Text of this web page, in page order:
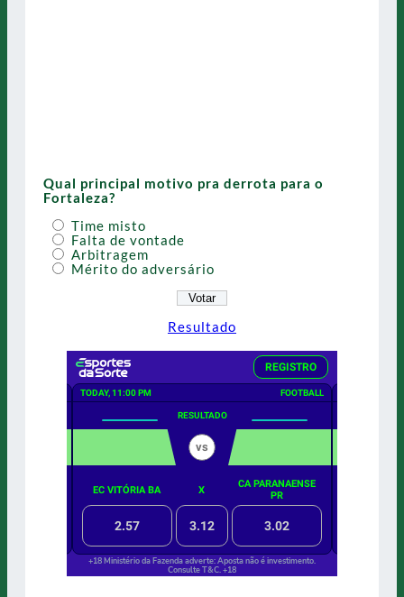
Qual principal motivo pra derrota para o
Fortaleza?
Time misto
Falta de vontade
Arbitragem
Mérito do adversário
Resultado